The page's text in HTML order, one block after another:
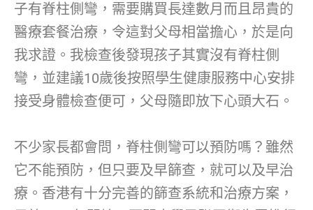
子有脊柱側彎，需要購買長達數月而且昂貴的
醫療套餐治療，令這對父母相當擔心，於是向
我求證。我檢查後發現孩子其實沒有脊柱側
彎，並建議10歲後按照學生健康服務中心安排
接受身體檢查便可，父母隨即放下心頭大石。
不少家長都會問，脊柱側彎可以預防嗎？雖然
它不能預防，但只要及早篩查，就可以及早治
療。香港有十分完善的篩查系統和治療方案，